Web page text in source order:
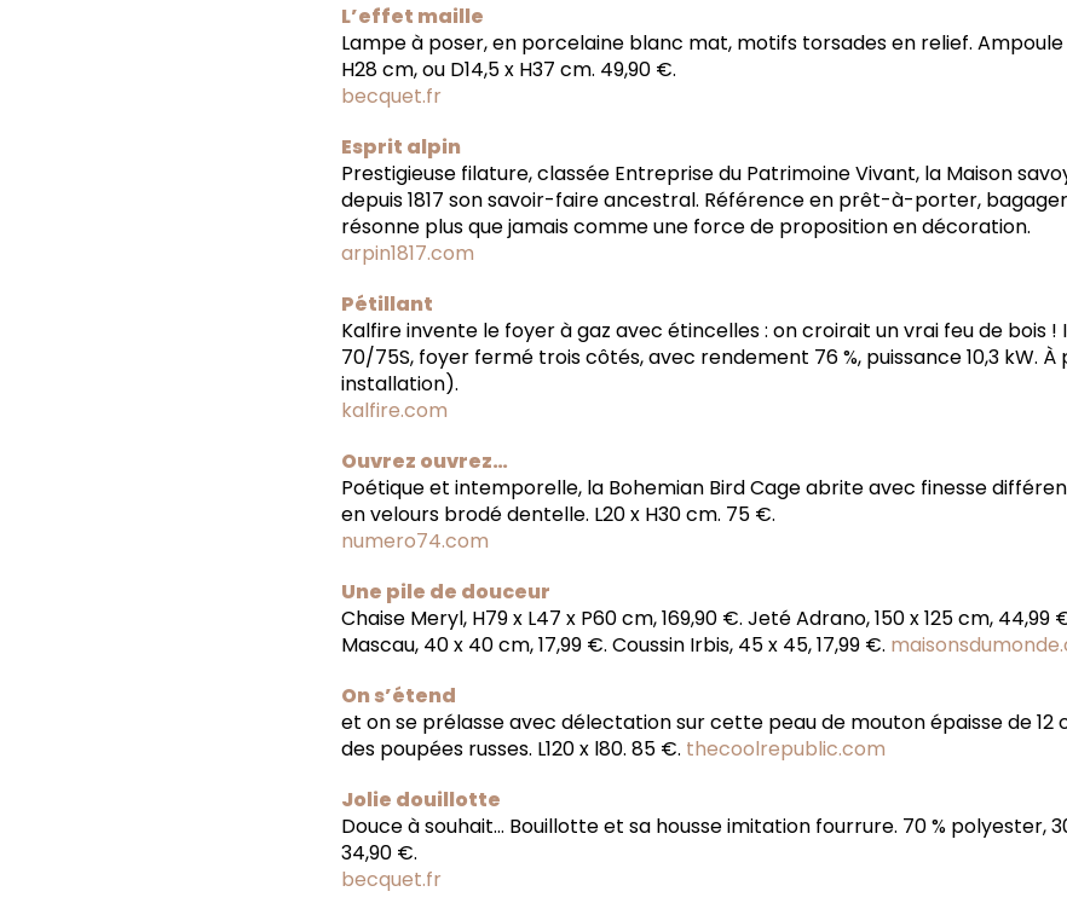
L’effet maille
Lampe à poser, en porcelaine blanc mat, motifs torsades en relief. Ampoule
H28 cm, ou D14,5 x H37 cm. 49,90 €.
becquet.fr
Esprit alpin
Prestigieuse filature, classée Entreprise du Patrimoine Vivant, la Maison
depuis 1817 son savoir-faire ancestral. Référence en prêt-à-porter,
résonne plus que jamais comme une force de proposition en décoration.
arpin1817.com
Pétillant
Kalfire invente le foyer à gaz avec étincelles : on croirait un vrai feu de bois !
70/75S, foyer fermé trois côtés, avec rendement 76 %, puissance 10,3 kW.
installation).
kalfire.com
Ouvrez ouvrez…
Poétique et intemporelle, la Bohemian Bird Cage abrite avec finesse
en velours brodé dentelle. L20 x H30 cm. 75 €.
numero74.com
Une pile de douceur
Chaise Meryl, H79 x L47 x P60 cm, 169,90 €. Jeté Adrano, 150 x 125 cm, 44,99
Mascau, 40 x 40 cm, 17,99 €. Coussin Irbis, 45 x 45, 17,99 €.
On s’étend
et on se prélasse avec délectation sur cette peau de mouton épaisse de 12
des poupées russes. L120 x l80. 85 €. thecoolrepublic.com
Jolie douillotte
Douce à souhait… Bouillotte et sa housse imitation fourrure. 70 % polyester,
34,90 €.
becquet.fr